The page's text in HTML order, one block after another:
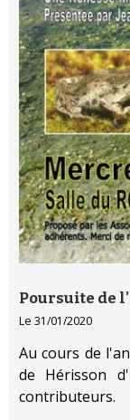
Poursuite de
Le 31/01/2020
Au cours de
de Hérisson
contributeurs.